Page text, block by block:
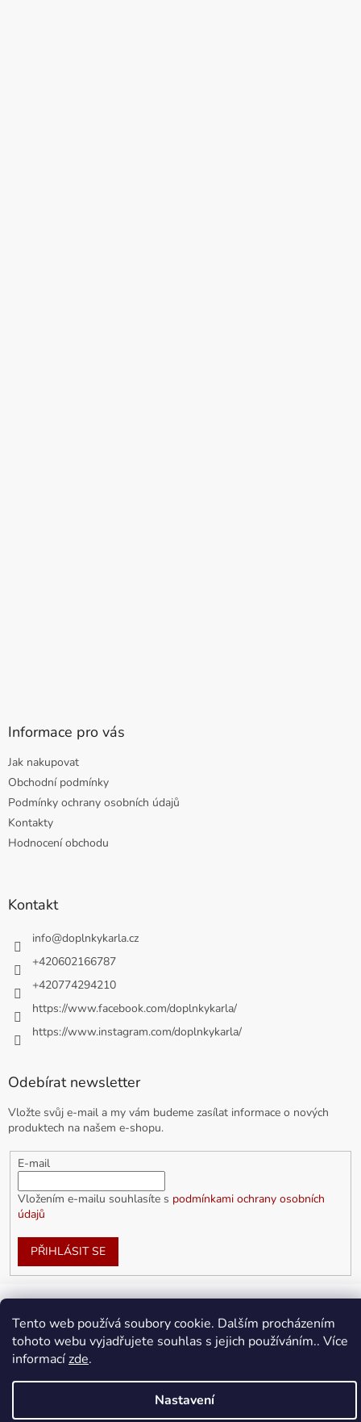
Tento web používá soubory cookie. Dalším procházením
tohoto webu vyjadřujete souhlas s jejich používáním.. Více
informacízde.
Nastavení
Informace pro vás
Jak nakupovat
Obchodní podmínky
Podmínky ochrany osobních údajů
Kontakty
Hodnocení obchodu
Kontakt
info@doplnkykarla.cz
+420602166787
+420774294210
https://www.facebook.com/doplnkykarla/
https://www.instagram.com/doplnkykarla/
Odebírat newsletter
Vložte svůj e-mail a my vám budeme zasílat informace o nových
produktech na našem e-shopu.
E-mail
Vložením e-mailu souhlasíte s podmínkami ochrany osobních
údajů
PŘIHLÁSIT SE
Vytvořil Shoptet
Upravit nastavení cookies